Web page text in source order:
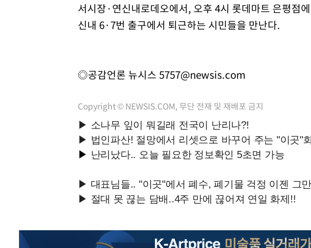
서시장·연신내로데오에서, 오후 4시 롯데마트 은평점
신내 6·7번 출구에서 퇴근하는 시민들을 만난다.
◎공감언론 뉴시스 5757@newsis.com
Copyright © NEWSIS.COM, 무단 전재 및 재배포 금지